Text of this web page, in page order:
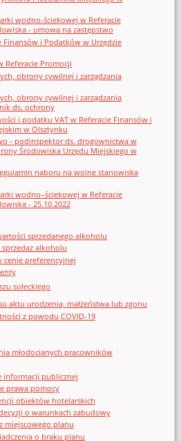
wodno-ściekowej w Referacie
- umowa na zastępstwo
Finansów i Podatków w Urzędzie
Referacie Promocji
obrony cywilnej i zarządzania
obrony cywilnej i zarządzania
ds. ochrony
i podatku VAT w Referacie Finansów i
w Olsztynku
- podinspektor ds. drogownictwa w
Środowiska Urzędu Miejskiego w
naboru na wolne stanowiska
wodno–ściekowej w Referacie
- 25.10.2022
sprzedanego alkoholu
alkoholu
cenie preferencyjnej
sołeckiego
aktu urodzenia, małżeństwa lub zgonu
z powodu COVID-19
młodocianych pracowników
informacji publicznej
prawa pomocy
obiektów hotelarskich
o warunkach zabudowy
miejscowego planu
o braku planu